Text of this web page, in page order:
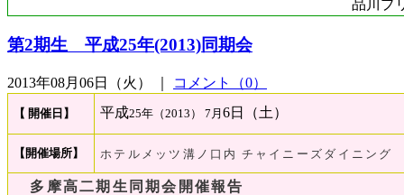
品川プ
第2期生 平成25年(2013)同期会
2013年08月06日（火） ｜ コメント（0）
【 開催日】 平成25年（2013） 7月6日（土）
【開催場所】 ホテルメッツ溝ノ口内 チャイニーズダイニング
多摩高二期生同期会開催報告